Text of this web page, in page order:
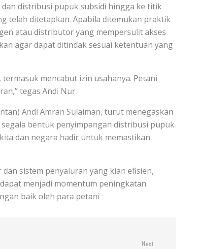
distribusi pupuk subsidi hingga ke titik
telah ditetapkan. Apabila ditemukan praktik
atau distributor yang mempersulit akses
agar dapat ditindak sesuai ketentuan yang
mencabut izin usahanya. Petani
tegas Andi Nur.
Andi Amran Sulaiman, turut menegaskan
bentuk penyimpangan distribusi pupuk.
dan negara hadir untuk memastikan
sistem penyaluran yang kian efisien,
menjadi momentum peningkatan
baik oleh para petani
Next